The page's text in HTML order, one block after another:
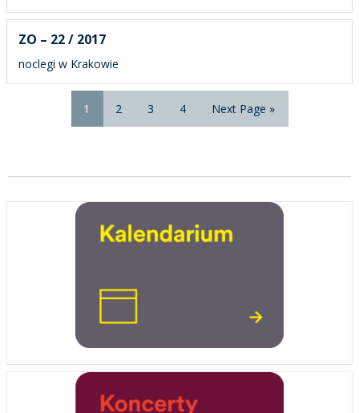
ZO – 22 / 2017
noclegi w Krakowie
1 2 3 4 Next Page »